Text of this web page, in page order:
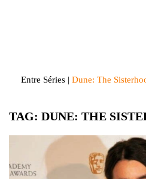
Entre Séries | Dune: The
TAG: DUNE: THE